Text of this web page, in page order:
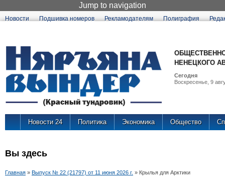
Jump to navigation
Новости Подшивка номеров Рекламодателям Полиграфия
НЕНЕЦКОГО
Сегодня
Воскресенье, 9
Новости 24 Политика Экономика Общество
Вы здесь
Главная » Выпуск № 22 (21797) от 11 июня 2026 г. » Крылья для Арктики